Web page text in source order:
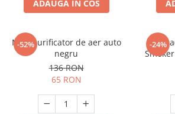
ADAUGA IN COS
-52%
Mini purificator de aer auto
negru
136 RON
65 RON
-24%
Set